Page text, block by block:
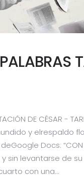
DE CÉSAR -
y elrespaldo
Docs: “CON EL
y sin levantarse
con una...